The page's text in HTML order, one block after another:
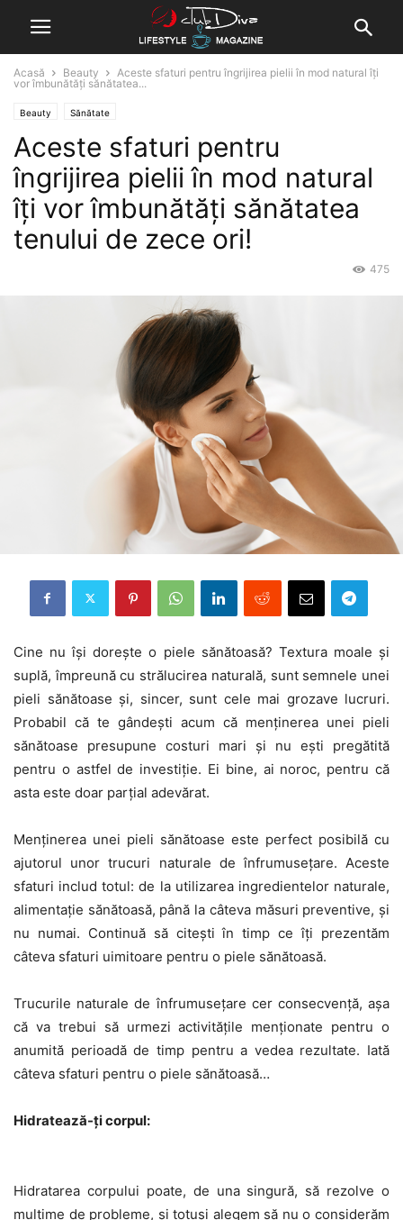
Acasă Beauty
Aceste sfaturi pentru îngrijirea pielii în mod natural îți
vor îmbunătăți sănătatea...
Beauty Sănătate
Aceste sfaturi pentru
îngrijirea pielii în mod natural
îți vor îmbunătăți sănătatea
tenului de zece ori!
475
Cine nu își dorește o piele sănătoasă? Textura moale și
suplă, împreună cu strălucirea naturală, sunt semnele unei
pieli sănătoase și, sincer, sunt cele mai grozave lucruri.
Probabil că te gândești acum că menținerea unei pieli
sănătoase presupune costuri mari și nu ești pregătită
pentru o astfel de investiție. Ei bine, ai noroc, pentru că
asta este doar parțial adevărat.
Menținerea unei pieli sănătoase este perfect posibilă cu
ajutorul unor trucuri naturale de înfrumusețare. Aceste
sfaturi includ totul: de la utilizarea ingredientelor naturale,
alimentație sănătoasă, până la câteva măsuri preventive, și
nu numai. Continuă să citești în timp ce îți prezentăm
câteva sfaturi uimitoare pentru o piele sănătoasă.
Trucurile naturale de înfrumusețare cer consecvență, așa
că va trebui să urmezi activitățile menționate pentru o
anumită perioadă de timp pentru a vedea rezultate. Iată
câteva sfaturi pentru o piele sănătoasă…
Hidratează-ți corpul:
Hidratarea corpului poate, de una singură, să rezolve o
mulțime de probleme, și totuși alegem să nu o considerăm